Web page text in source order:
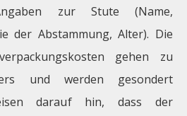
zur Stute (Name,
der Abstammung, Alter). Die
gehen zu
und werden gesondert
darauf hin, dass der